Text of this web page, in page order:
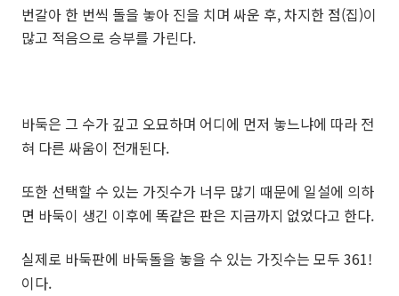
번갈아 한 번씩 돌을 놓아 진을 치며 싸운 후, 차지한 점(집)이
많고 적음으로 승부를 가린다.
바둑은 그 수가 깊고 오묘하며 어디에 먼저 놓느냐에 따라 전
혀 다른 싸움이 전개된다.
또한 선택할 수 있는 가짓수가 너무 많기 때문에 일설에 의하
면 바둑이 생긴 이후에 똑같은 판은 지금까지 없었다고 한다.
실제로 바둑판에 바둑돌을 놓을 수 있는 가짓수는 모두 361!
이다.